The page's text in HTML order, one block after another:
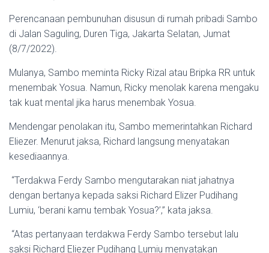
Perencanaan pembunuhan disusun di rumah pribadi Sambo
di Jalan Saguling, Duren Tiga, Jakarta Selatan, Jumat
(8/7/2022).
Mulanya, Sambo meminta Ricky Rizal atau Bripka RR untuk
menembak Yosua. Namun, Ricky menolak karena mengaku
tak kuat mental jika harus menembak Yosua.
Mendengar penolakan itu, Sambo memerintahkan Richard
Eliezer. Menurut jaksa, Richard langsung menyatakan
kesediaannya.
“Terdakwa Ferdy Sambo mengutarakan niat jahatnya
dengan bertanya kepada saksi Richard Elizer Pudihang
Lumiu, ‘berani kamu tembak Yosua?’,” kata jaksa.
“Atas pertanyaan terdakwa Ferdy Sambo tersebut lalu
saksi Richard Eliezer Pudihang Lumiu menyatakan